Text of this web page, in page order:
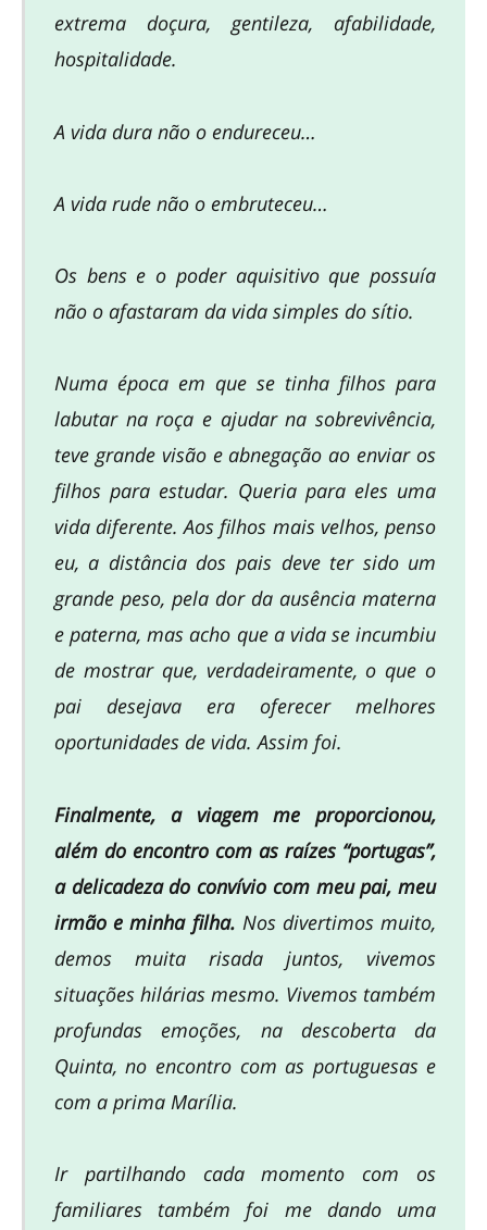
extrema doçura, gentileza, afabilidade,
hospitalidade.
A vida dura não o endureceu…
A vida rude não o embruteceu…
Os bens e o poder aquisitivo que possuía
não o afastaram da vida simples do sítio.
Numa época em que se tinha filhos para
labutar na roça e ajudar na sobrevivência,
teve grande visão e abnegação ao enviar os
filhos para estudar. Queria para eles uma
vida diferente. Aos filhos mais velhos, penso
eu, a distância dos pais deve ter sido um
grande peso, pela dor da ausência materna
e paterna, mas acho que a vida se incumbiu
de mostrar que, verdadeiramente, o que o
pai desejava era oferecer melhores
oportunidades de vida. Assim foi.
Finalmente, a viagem me proporcionou,
além do encontro com as raízes “portugas”,
a delicadeza do convívio com meu pai, meu
irmão e minha filha. Nos divertimos muito,
demos muita risada juntos, vivemos
situações hilárias mesmo. Vivemos também
profundas emoções, na descoberta da
Quinta, no encontro com as portuguesas e
com a prima Marília.
Ir partilhando cada momento com os
familiares também foi me dando uma